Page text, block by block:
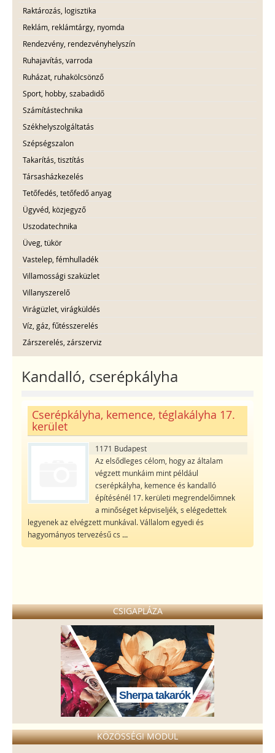
Raktározás, logisztika
Reklám, reklámtárgy, nyomda
Rendezvény, rendezvényhelyszín
Ruhajavítás, varroda
Ruházat, ruhakölcsönző
Sport, hobby, szabadidő
Számítástechnika
Székhelyszolgáltatás
Szépségszalon
Takarítás, tisztítás
Társasházkezelés
Tetőfedés, tetőfedő anyag
Ügyvéd, közjegyző
Uszodatechnika
Üveg, tükör
Vastelep, fémhulladék
Villamossági szaküzlet
Villanyszerelő
Virágüzlet, virágküldés
Víz, gáz, fűtésszerelés
Zárszerelés, zárszerviz
Kandalló, cserépkályha
Cserépkályha, kemence, téglakályha 17.
kerület
1171 Budapest
Az elsődleges célom, hogy az általam
végzett munkáim mint például
cserépkályha, kemence és kandalló
építésénél 17. kerületi megrendelőimnek
a minőséget képviseljék, s elégedettek
legyenek az elvégzett munkával. Vállalom egyedi és
hagyományos tervezésű cs ...
CSIGAPLÁZA
Sherpa takarók
KÖZÖSSÉGI MODUL